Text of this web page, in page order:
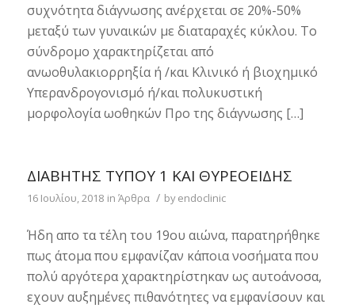
συχνότητα διάγνωσης ανέρχεται σε 20%-50%
μεταξύ των γυναικών με διαταραχές κύκλου. Το
σύνδρομο χαρακτηρίζεται από
ανωοθυλακιορρηξία ή /και Κλινικό ή βιοχημικό
Υπερανδρογονισμό ή/και πολυκυστική
μορφολογία ωοθηκών Προ της διάγνωσης […]
ΔΙΑΒΉΤΗΣ ΤΎΠΟΥ 1 ΚΑΙ ΘΥΡΕΟΕΙΔΉΣ
16 Ιουλίου, 2018 in Άρθρα / byendoclinic
Ήδη απο τα τέλη του 19ου αιώνα, παρατηρήθηκε
πως άτομα που εμφανίζαν κάποια νοσήματα που
πολύ αργότερα χαρακτηρίστηκαν ως αυτοάνοσα,
εχουν αυξημένες πιθανότητες να εμφανίσουν και